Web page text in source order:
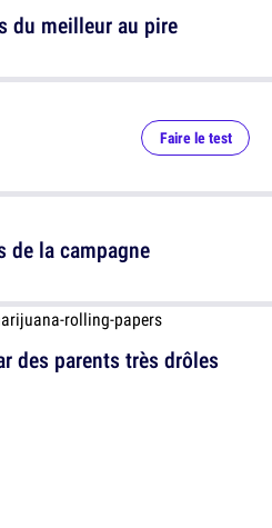
du meilleur au pire
des parents très drôles
Faire le test
de la campagne